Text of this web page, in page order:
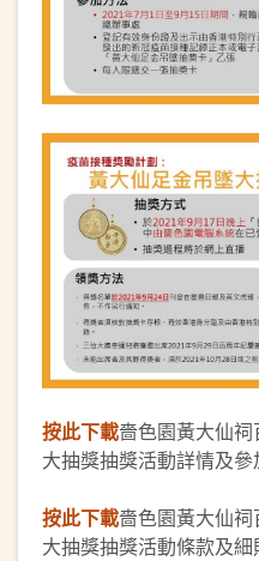
按此下載嗇色園黃大仙
大抽獎抽獎活動詳情及
按此下載嗇色園黃大仙
大抽獎抽獎活動條款及細